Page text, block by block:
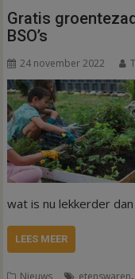
Gratis
BSO’s
24 november 2022
wat is nu lekkerder
LEES MEER
Nieuws etenswaren,